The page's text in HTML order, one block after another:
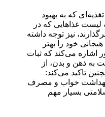
که به بهبود
غذاهایی که در
نیز توجه داشته
خود را بهتر
اشاره می‌کند که ثبات
به ذهن و بدن، از
تاکید می‌کند:
بهداشت خواب و مصرف
بسیار مهم